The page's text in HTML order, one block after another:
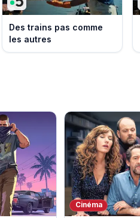
Des trains pas comme
les autres
Cinéma